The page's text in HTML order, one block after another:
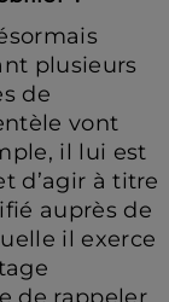
plusieurs
de
vont
il lui est
d’agir à titre
auprès de
il exerce